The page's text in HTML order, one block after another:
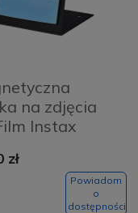
na zdjęcia
Instax
zł
Powiadom
o
dostępności